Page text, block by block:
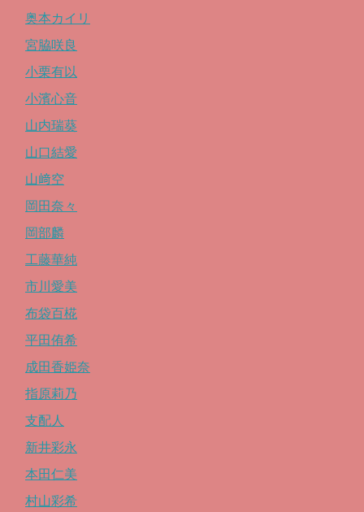
奥本カイリ
宮脇咲良
小栗有以
小濱心音
山内瑞葵
山口結愛
山﨑空
岡田奈々
岡部麟
工藤華純
市川愛美
布袋百椛
平田侑希
成田香姫奈
指原莉乃
支配人
新井彩永
本田仁美
村山彩希